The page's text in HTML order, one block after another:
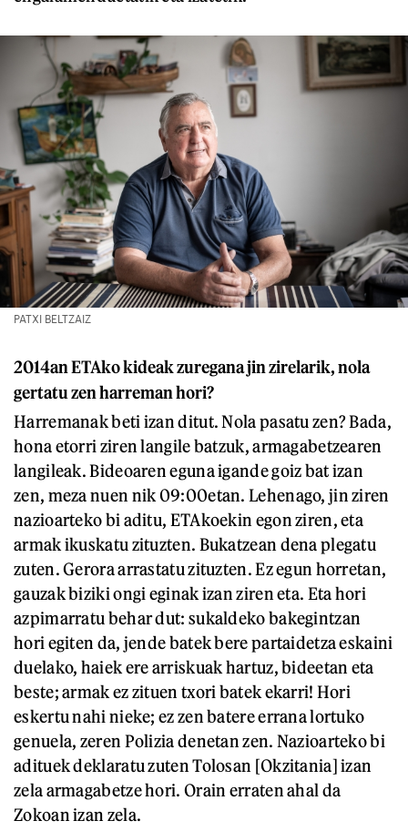
PATXI BELTZAIZ
2014an ETAko kideak zuregana jin zirelarik, nola
gertatu zen harreman hori?
Harremanak beti izan ditut. Nola pasatu zen? Bada,
hona etorri ziren langile batzuk, armagabetzearen
langileak. Bideoaren eguna igande goiz bat izan
zen, meza nuen nik 09:00etan. Lehenago, jin ziren
nazioarteko bi aditu, ETAkoekin egon ziren, eta
armak ikuskatu zituzten. Bukatzean dena plegatu
zuten. Gerora arrastatu zituzten. Ez egun horretan,
gauzak biziki ongi eginak izan ziren eta. Eta hori
azpimarratu behar dut: sukaldeko bakegintzan
hori egiten da, jende batek bere partaidetza eskaini
duelako, haiek ere arriskuak hartuz, bideetan eta
beste; armak ez zituen txori batek ekarri! Hori
eskertu nahi nieke; ez zen batere errana lortuko
genuela, zeren Polizia denetan zen. Nazioarteko bi
adituek deklaratu zuten Tolosan [Okzitania] izan
zela armagabetze hori. Orain erraten ahal da
Zokoan izan zela.